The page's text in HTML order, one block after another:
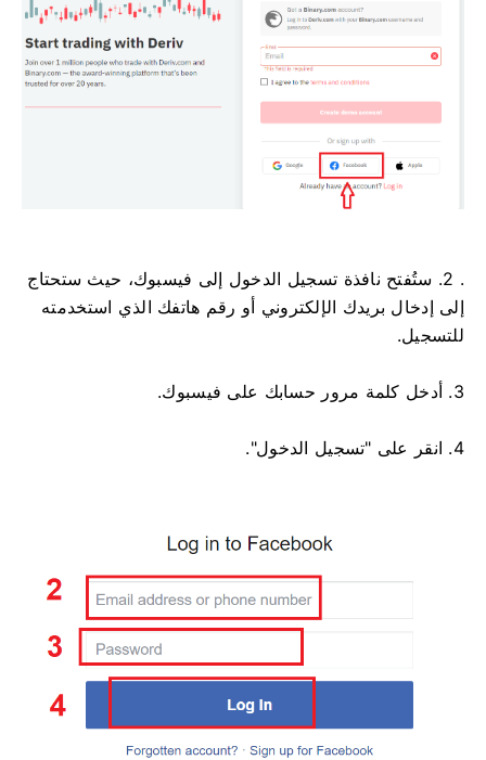
. 2. ستُفتح نافذة تسجيل الدخول إلى فيسبوك، حيث ستحتاج
إلى إدخال بريدك الإلكتروني أو رقم هاتفك الذي استخدمته
للتسجيل.
3. أدخل كلمة مرور حسابك على فيسبوك.
4. انقر على "تسجيل الدخول".